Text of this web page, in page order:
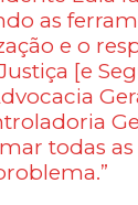
as
e o
[e
todas